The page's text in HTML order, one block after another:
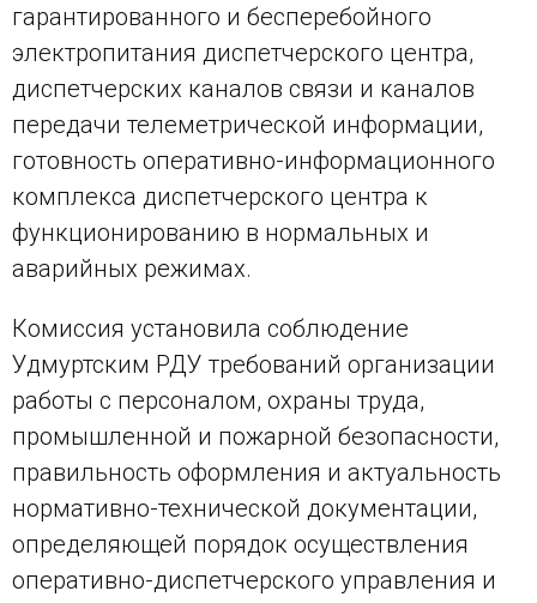
гарантированного и бесперебойного
электропитания диспетчерского центра,
диспетчерских каналов связи и каналов
передачи телеметрической информации,
готовность оперативно-информационного
комплекса диспетчерского центра к
функционированию в нормальных и
аварийных режимах.
Комиссия установила соблюдение
Удмуртским РДУ требований организации
работы с персоналом, охраны труда,
промышленной и пожарной безопасности,
правильность оформления и актуальность
нормативно-технической документации,
определяющей порядок осуществления
оперативно-диспетчерского управления и